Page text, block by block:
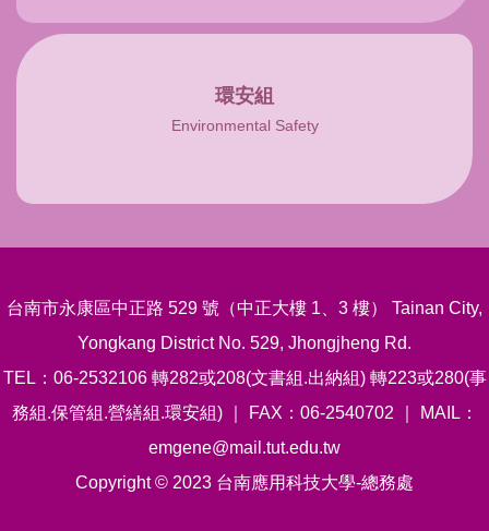
環安組
Environmental Safety
台南市永康區中正路 529 號（中正大樓 1、3 樓） Tainan City,
Yongkang District No. 529, Jhongjheng Rd.
TEL：06-2532106 轉282或208(文書組.出納組) 轉223或280(事
務組.保管組.營繕組.環安組) ｜ FAX：06-2540702 ｜ MAIL：
emgene@mail.tut.edu.tw
Copyright © 2023 台南應用科技大學-總務處